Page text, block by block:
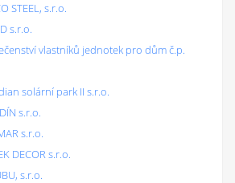
STEEL, s.r.o.
s.r.o.
vlastníků jednotek pro dům č.p.
solární park II s.r.o.
s.r.o.
s.r.o.
DECOR s.r.o.
s.r.o.